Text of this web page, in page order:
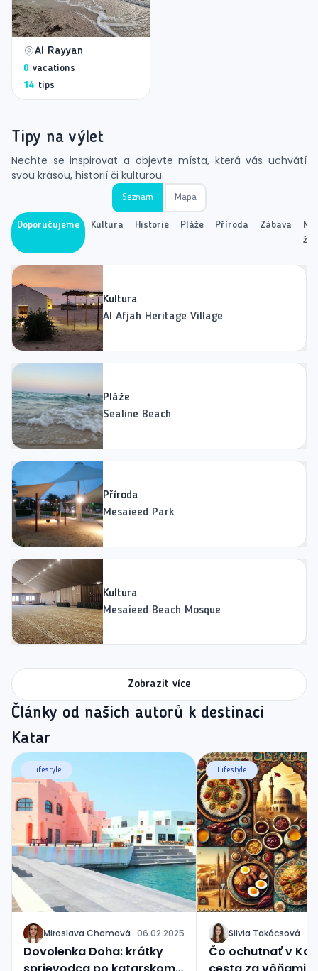
Al Rayyan
0 vacations
14 tips
Tipy na výlet
Nechte se inspirovat a objevte místa, která vás uchvátí
svou krásou, historií či kulturou.
Seznam Mapa
Doporučujeme Kultura Historie Pláže Příroda Zábava
Kultura
Al Afjah Heritage Village
Pláže
Sealine Beach
Příroda
Mesaieed Park
Kultura
Mesaieed Beach Mosque
Zobrazit více
Články od našich autorů k destinaci
Katar
J Miroslava Chomová · 06.02.2025
Dovolenka Doha: krátky
Lifestyle
J Silvia Takácsová ·
Čo ochutnať v
Lifestyle